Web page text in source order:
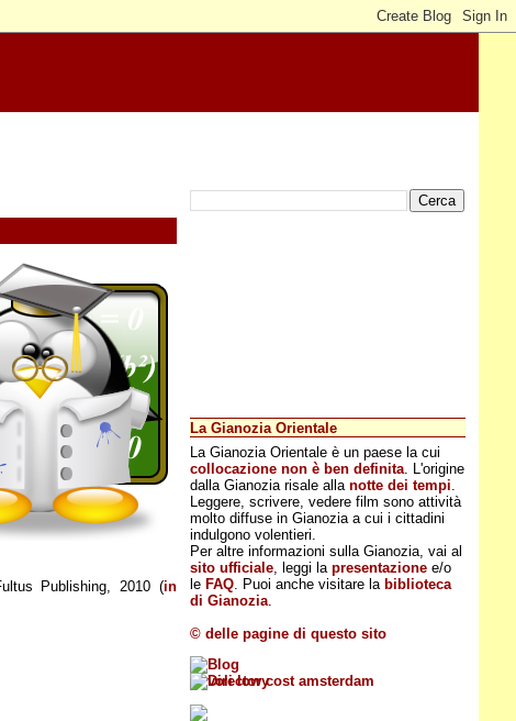
Publishing, 2010 (in
La Gianozia Orientale
La Gianozia Orientale è un paese la cui
collocazione non è ben definita. L'origine
dalla Gianozia risale allanotte dei tempi.
Leggere, scrivere, vedere film sono attività
molto diffuse in Gianozia a cui i cittadini
indulgono volentieri.
Per altre informazioni sulla Gianozia, vai al
sito ufficiale, leggi lapresentazione e/o
le FAQ. Puoi anche visitare la biblioteca
di Gianozia.
© delle pagine di questo sito